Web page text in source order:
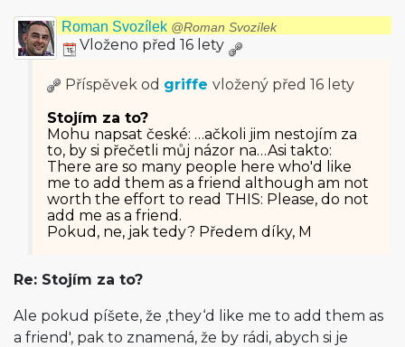
Roman Svozílek @Roman Svozílek
Vloženo před 16 lety
Příspěvek od griffe vložený před 16 lety
Stojím za to?
Mohu napsat české: …ačkoli jim nestojím za
to, by si přečetli můj názor na…Asi takto:
There are so many people here who'd like
me to add them as a friend although am not
worth the effort to read THIS: Please, do not
add me as a friend.
Pokud, ne, jak tedy? Předem díky, M
Re: Stojím za to?
Ale pokud píšete, že ‚they‘d like me to add them as
a friend', pak to znamená, že by rádi, abych si je